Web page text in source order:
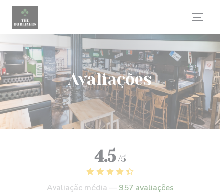
Painel de Gerenciamento de Cookies
Avaliações
4.5 /5
Avaliação média — 957 avaliações